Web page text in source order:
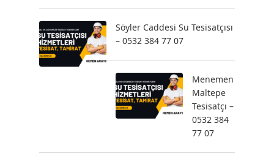
Söyler Caddesi Su Tesisatçısı
– 0532 384 77 07
Menemen
Maltepe
Tesisatçı –
0532 384
77 07